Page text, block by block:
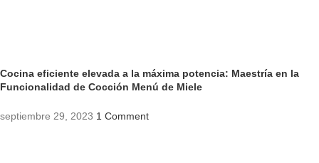
Cocina eficiente elevada a la máxima potencia: Maestría en la
Funcionalidad de Cocción Menú de Miele
septiembre 29, 2023 1 Comment